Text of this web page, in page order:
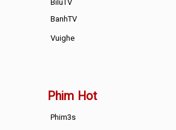
BiluTV
BanhTV
Vuighe
Phim Hot
Phim3s